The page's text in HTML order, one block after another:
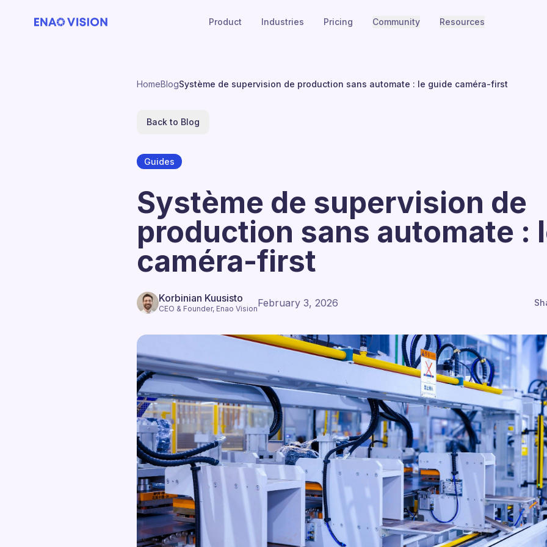
Product Industries Pricing Community Resources
HomeBlogSystème de supervision de production sans automate : le guide caméra-first
Back to Blog
Guides
Système de supervision de
production sans automate :
caméra-first
Korbinian Kuusisto
CEO & Founder, Enao VisionFebruary 3, 2026